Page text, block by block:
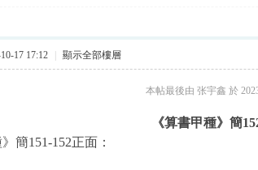
17 17:12 顯示全部樓層
本帖最後由 张宇鑫 於
《算書甲種》簡
簡151-152正面：